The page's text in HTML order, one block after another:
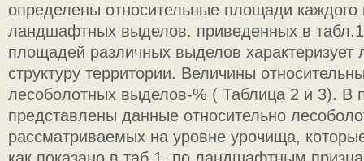
определены относительные площади каждого
ландшафтных выделов. приведенных в
площадей различных выделов
структуру территории. Величины
лесоболотных выделов-% ( Таблица 2 и 3). В
представлены данные относительно
рассматриваемых на уровне урочища,